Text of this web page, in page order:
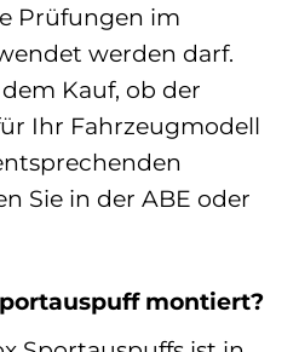
Prüfungen im
werden darf.
Kauf, ob der
Ihr Fahrzeugmodell
Sie in der ABE oder
montiert?